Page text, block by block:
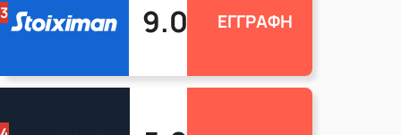
3 9.0 ΕΓΓΡΑΦΗ